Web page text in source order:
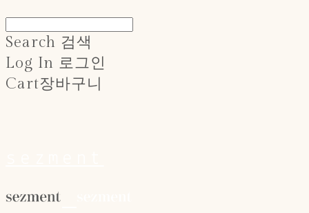
Search 검색
Log In 로그인
Cart장바구니